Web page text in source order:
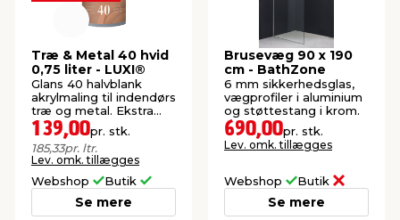
Træ & Metal 40 hvid
0,75 liter - LUXI®
Glans 40 halvblank
akrylmaling til indendørs
træ og metal. Ekstra
slidstærk overflade.
139,00pr. stk.
185,33pr. ltr.
Lev. omk. tillægges
Webshop Butik
Se mere
Brusevæg 90 x 190
cm - BathZone
6 mm sikkerhedsglas,
vægprofiler i aluminium
og støttestang i krom.
690,00pr. stk.
Lev. omk. tillægges
Webshop Butik
Se mere